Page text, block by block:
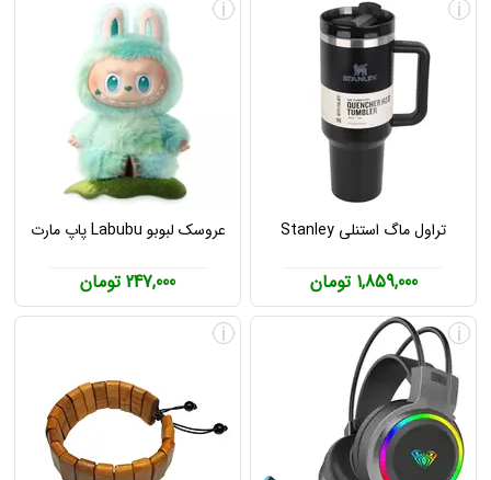
تراول ماگ استنلی Stanley
1,859,000 تومان
i
عروسک لبوبو Labubu پاپ مارت
247,000 تومان
i
i
i